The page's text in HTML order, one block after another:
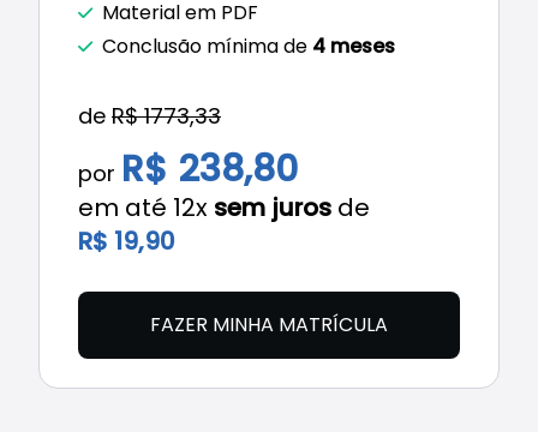
Material em PDF
Conclusão mínima de 4 meses
de R$ 1773,33
por R$ 238,80
em até 12x sem juros de
R$ 19,90
FAZER MINHA MATRÍCULA